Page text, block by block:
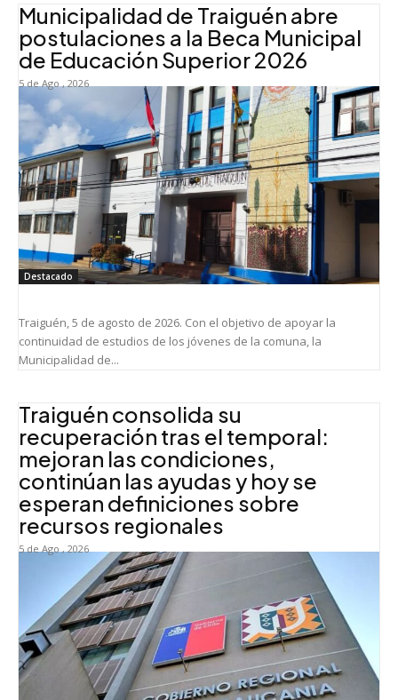
Municipalidad de Traiguén abre
postulaciones a la Beca Municipal
de Educación Superior 2026
5 de Ago , 2026
Destacado
Traiguén, 5 de agosto de 2026. Con el objetivo de apoyar la
continuidad de estudios de los jóvenes de la comuna, la
Municipalidad de...
Traiguén consolida su
recuperación tras el temporal:
mejoran las condiciones,
continúan las ayudas y hoy se
esperan definiciones sobre
recursos regionales
5 de Ago , 2026